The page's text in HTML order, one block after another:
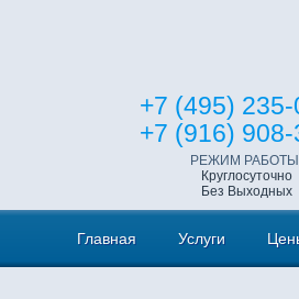
+7 (495)
+7 (916)
РЕЖИМ
Круглосуточно
Без Выходных
Главная Услуги